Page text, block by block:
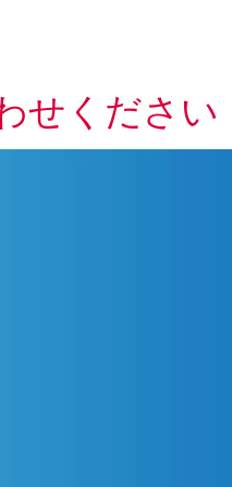
せください